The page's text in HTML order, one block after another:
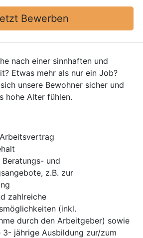
Bewerben
nach einer sinnhaften und
Etwas mehr als nur ein Job?
unsere Bewohner sicher und
hohe Alter fühlen.
und
z.B. zur
zahlreiche
(inkl.
durch den Arbeitgeber) sowie
jährige Ausbildung zur/zum